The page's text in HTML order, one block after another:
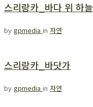
스리랑카_바다 위 하늘
by gpmedia in 자연
스리랑카_바닷가
by gpmedia in 자연